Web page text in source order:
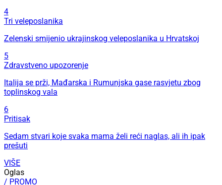
4
Tri veleposlanika
Zelenski smijenio ukrajinskog veleposlanika u Hrvatskoj
5
Zdravstveno upozorenje
Italija se prži, Mađarska i Rumunjska gase rasvjetu zbog
toplinskog vala
6
Pritisak
Sedam stvari koje svaka mama želi reći naglas, ali ih ipak
prešuti
VIŠE
Oglas
/ PROMO